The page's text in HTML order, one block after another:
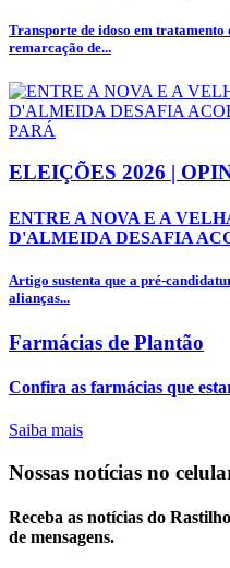
Transporte de idoso em tratamento
remarcação de...
ELEIÇÕES 2026 |
ENTRE A NOVA E A
D'ALMEIDA DESAFIA
Artigo sustenta que a pré-
alianças...
Farmácias de Plantão
Confira as farmácias que
Saiba mais
Nossas notícias no
Receba as notícias do
de mensagens.